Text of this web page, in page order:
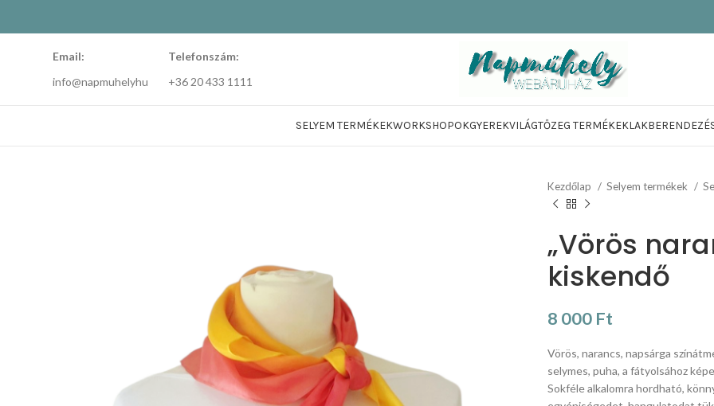
Email:
info@napmuhelyhu
Telefonszám:
+36 20 433 1111
SELYEM TERMÉKEKWORKSHOPOKGYEREKVILÁGTŐZEG TERMÉKEK
Kezdőlap Selyem termékek
„Vörös
kiskendő
8 000 Ft
Vörös, narancs, napsárga
selymes, puha, a fátyolsához
Sokféle alkalomra hordható,